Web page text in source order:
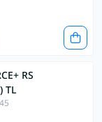
RS
TL